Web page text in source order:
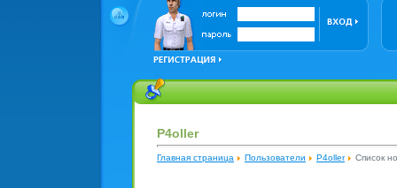
P4oller
Главная страница Пользователи P4oller Список